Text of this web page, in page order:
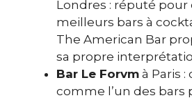
Londres : réputé pour
meilleurs bars à
The American Bar
sa propre
Bar Le Forvm à Paris
comme l’un des bars